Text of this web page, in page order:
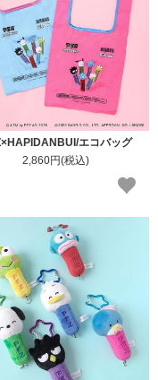
エコバッグ
2,860円(税込)